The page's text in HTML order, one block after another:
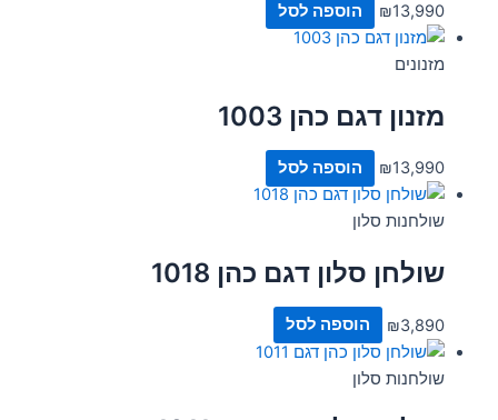
₪13,990 הוספה לסל
מזנונים
מזנון דגם כהן 1003
₪13,990 הוספה לסל
שולחנות סלון
שולחן סלון דגם כהן 1018
₪3,890 הוספה לסל
שולחנות סלון